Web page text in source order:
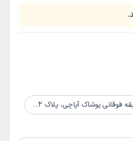
پلاک 852، مرکز مشاوره و روانشناسی نگاه سبز